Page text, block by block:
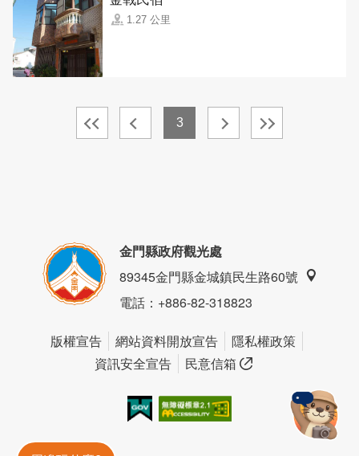
1.27 公里
3
金門縣政府觀光處
89345金門縣金城鎮民生路60號
電話：+886-82-318823
版權宣告 網站資料開放宣告
隱私權政策
資訊安全宣告
民意信箱